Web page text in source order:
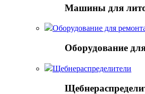
Машины для
Оборудование для
Оборудование
Щебнераспределители